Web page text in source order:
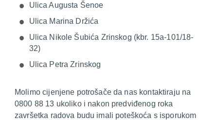
Ulica Augusta Šenoe
Ulica Marina Držića
Ulica Nikole Šubića Zrinskog (kbr. 15a-101/18-
32)
Ulica Petra Zrinskog
Molimo cijenjene potrošače da nas kontaktiraju na
0800 88 13 ukoliko i nakon predviđenog roka
završetka radova budu imali poteškoća s isporukom